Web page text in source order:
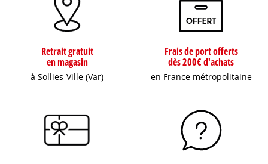
Retrait gratuit
en magasin
à Sollies-Ville (Var)
Frais de port offerts
dès 200€ d'achats
en France métropolitaine